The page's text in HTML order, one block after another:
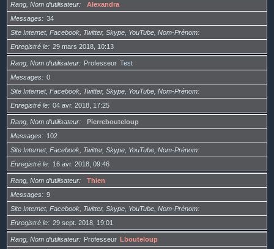
Rang, Nom d’utilisateur
Alexandra
Messages
34
Site Internet, Facebook, Twitter, Skype, YouTube, Nom-Prénom
Enregistré le
29 mars 2018, 10:13
Rang, Nom d’utilisateur Professeur Test
Messages
0
Site Internet, Facebook, Twitter, Skype, YouTube, Nom-Prénom
Enregistré le
04 avr. 2018, 17:25
Rang, Nom d’utilisateur
Pierrebouteloup
Messages
102
Site Internet, Facebook, Twitter, Skype, YouTube, Nom-Prénom
Enregistré le
16 avr. 2018, 09:46
Rang, Nom d’utilisateur
Thien
Messages
9
Site Internet, Facebook, Twitter, Skype, YouTube, Nom-Prénom
Enregistré le
29 sept. 2018, 19:01
Rang, Nom d’utilisateur Professeur Lbouteloup